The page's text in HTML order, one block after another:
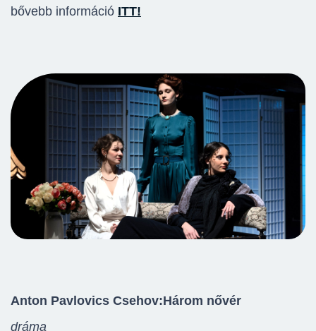
bővebb információ ITT!
Anton Pavlovics Csehov:Három nővér
dráma